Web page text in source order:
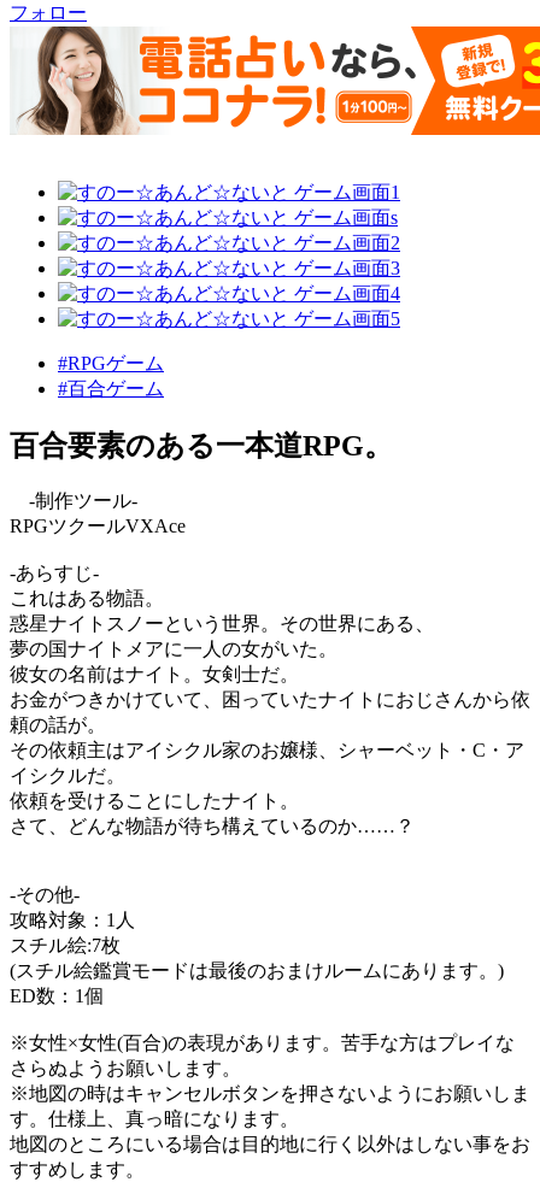
フォロー
#RPGゲーム
#百合ゲーム
百合要素のある一本道RPG。
-制作ツール-
RPGツクールVXAce
-あらすじ-
これはある物語。
惑星ナイトスノーという世界。その世界にある、
夢の国ナイトメアに一人の女がいた。
彼女の名前はナイト。女剣士だ。
お金がつきかけていて、困っていたナイトにおじさんから依
頼の話が。
その依頼主はアイシクル家のお嬢様、シャーベット・C・ア
イシクルだ。
依頼を受けることにしたナイト。
さて、どんな物語が待ち構えているのか……？
-その他-
攻略対象：1人
スチル絵:7枚
(スチル絵鑑賞モードは最後のおまけルームにあります。)
ED数：1個
※女性×女性(百合)の表現があります。苦手な方はプレイな
さらぬようお願いします。
※地図の時はキャンセルボタンを押さないようにお願いしま
す。仕様上、真っ暗になります。
地図のところにいる場合は目的地に行く以外はしない事をお
すすめします。